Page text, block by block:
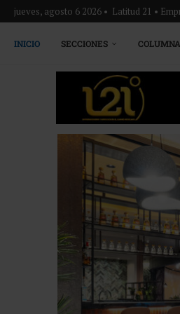
jueves, agosto 6 2026 • Latitud 21 •
INICIO SECCIONES